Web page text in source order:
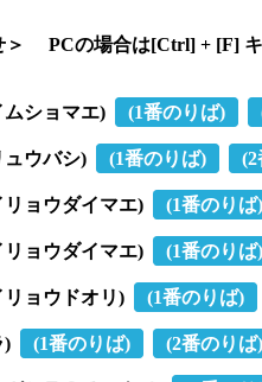
＞ PCの場合は[Ctrl] + [F]
ショマエ) (1番のりば)
ウバシ) (1番のりば) (2
ョウダイマエ) (1番のりば)
ョウダイマエ) (1番のりば)
ョウドオリ) (1番のりば)
) (1番のりば) (2番のりば)